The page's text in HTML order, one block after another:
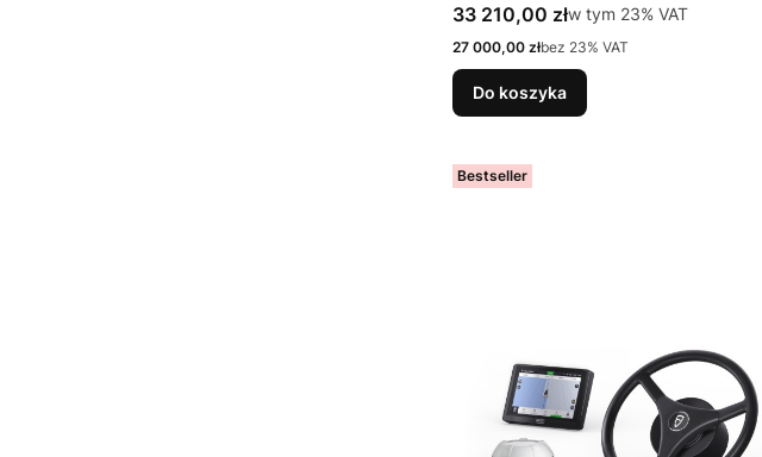
Cena brutto
33 210,00 złw tym %s VAT
w tym 23% VAT
Cena netto
27 000,00 złbez 23% VAT
Do koszyka
Bestseller